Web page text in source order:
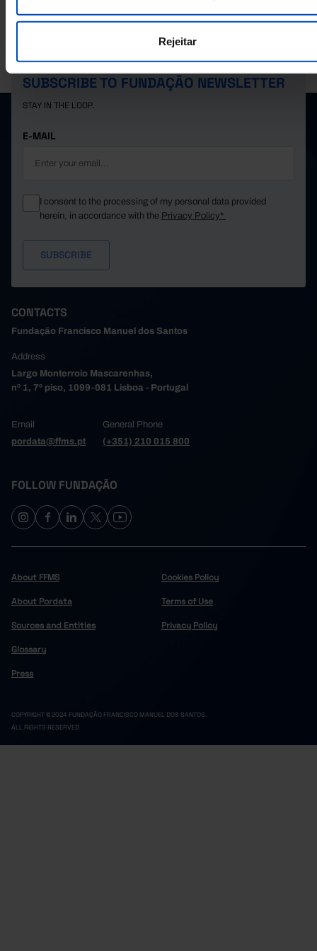
Rejeitar
SANTOS.
SUBSCRIBE TO FUNDAÇÃO NEWSLETTER
STAY IN THE LOOP.
E-MAIL
I consent to the processing of my personal data provided
herein, in accordance with the Privacy Policy*
CONTACTS
Fundação Francisco Manuel dos Santos
Address
Largo Monterroio Mascarenhas,
nº 1, 7º piso, 1099-081 Lisboa - Portugal
Email
pordata@ffms.pt
General Phone
(+351) 210 015 800
FOLLOW FUNDAÇÃO
About FFMS
About Pordata
Sources and Entities
Glossary
Press
Cookies Policy
Terms of Use
Privacy Policy
COPYRIGHT © 2024 FUNDAÇÃO FRANCISCO MANUEL DOS SANTOS.
ALL RIGHTS RESERVED